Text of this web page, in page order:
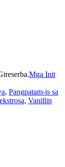
Mga Init
, Pangpatam-is sa
, Vanillin